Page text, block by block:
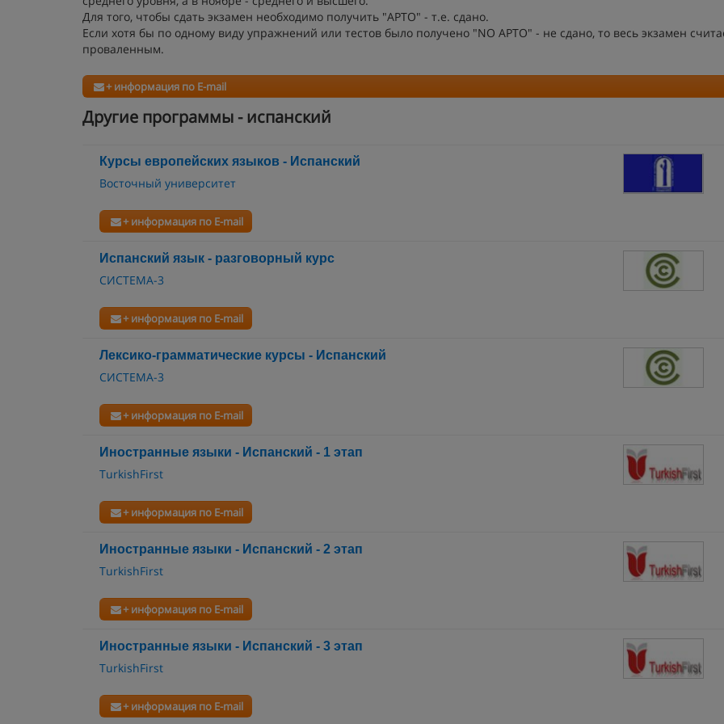
Для того, чтобы сдать экзамен необходимо получить "APTO" - т.е. сдано.
Если хотя бы по одному виду упражнений или тестов было получено "NO APTO" - не сдано, то весь экзамен
проваленным.
+ информация по E-mail
Другие программы - испанский
Курсы европейских языков - Испанский
Восточный университет
+ информация по E-mail
Испанский язык - разговорный курс
СИСТЕМА-3
+ информация по E-mail
Лексико-грамматические курсы - Испанский
СИСТЕМА-3
+ информация по E-mail
Иностранные языки - Испанский - 1 этап
TurkishFirst
+ информация по E-mail
Иностранные языки - Испанский - 2 этап
TurkishFirst
+ информация по E-mail
Иностранные языки - Испанский - 3 этап
TurkishFirst
+ информация по E-mail